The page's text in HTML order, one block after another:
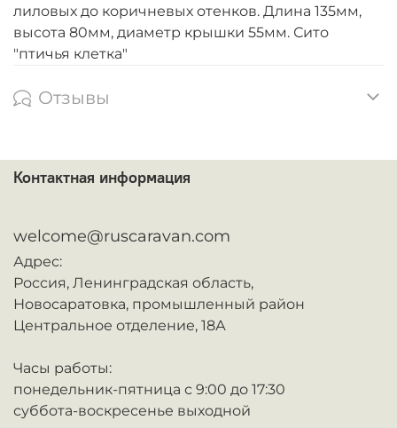
лиловых до коричневых отенков. Длина 135мм,
высота 80мм, диаметр крышки 55мм. Сито
"птичья клетка"
Отзывы
Контактная информация
welcome@ruscaravan.com
Адрес:
Россия, Ленинградская область,
Новосаратовка, промышленный район
Центральное отделение, 18А
Часы работы:
понедельник-пятница с 9:00 до 17:30
суббота-воскресенье выходной